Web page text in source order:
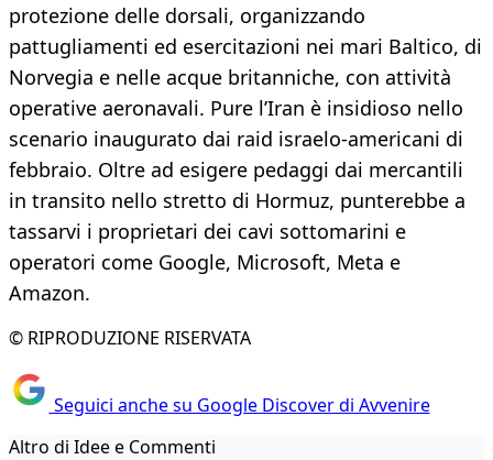
protezione delle dorsali, organizzando
pattugliamenti ed esercitazioni nei mari Baltico, di
Norvegia e nelle acque britanniche, con attività
operative aeronavali. Pure l’Iran è insidioso nello
scenario inaugurato dai raid israelo-americani di
febbraio. Oltre ad esigere pedaggi dai mercantili
in transito nello stretto di Hormuz, punterebbe a
tassarvi i proprietari dei cavi sottomarini e
operatori come Google, Microsoft, Meta e
Amazon.
© RIPRODUZIONE RISERVATA
Seguici anche su Google Discover di Avvenire
Altro di Idee e Commenti